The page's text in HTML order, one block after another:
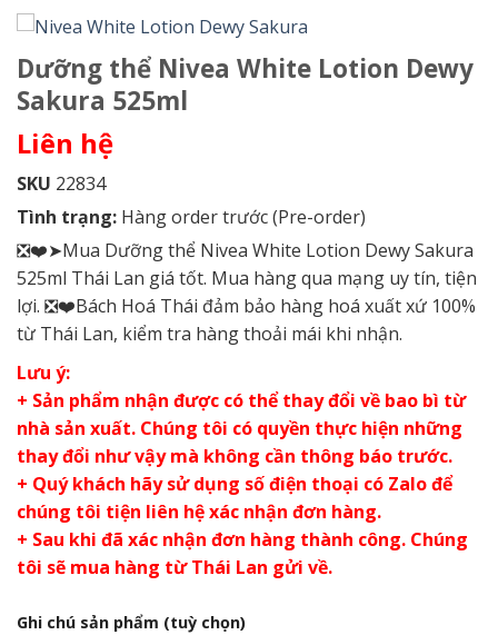
Dưỡng thể Nivea White Lotion Dewy
Sakura 525ml
Liên hệ
SKU 22834
Tình trạng: Hàng order trước (Pre-order)
❎❤️➤Mua Dưỡng thể Nivea White Lotion Dewy Sakura
525ml Thái Lan giá tốt. Mua hàng qua mạng uy tín, tiện
lợi. ❎❤️Bách Hoá Thái đảm bảo hàng hoá xuất xứ 100%
từ Thái Lan, kiểm tra hàng thoải mái khi nhận.
Lưu ý:
+ Sản phẩm nhận được có thể thay đổi về bao bì từ
nhà sản xuất. Chúng tôi có quyền thực hiện những
thay đổi như vậy mà không cần thông báo trước.
+ Quý khách hãy sử dụng số điện thoại có Zalo để
chúng tôi tiện liên hệ xác nhận đơn hàng.
+ Sau khi đã xác nhận đơn hàng thành công. Chúng
tôi sẽ mua hàng từ Thái Lan gửi về.
Ghi chú sản phẩm (tuỳ chọn)